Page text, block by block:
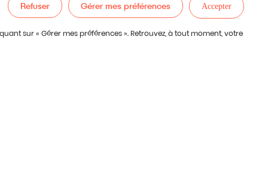
sur « Gérer mes préférences ». Retrouvez, à tout moment, votre
Refuser Gérer mes préférences Accepter